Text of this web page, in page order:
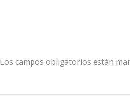
Los campos obligatorios están